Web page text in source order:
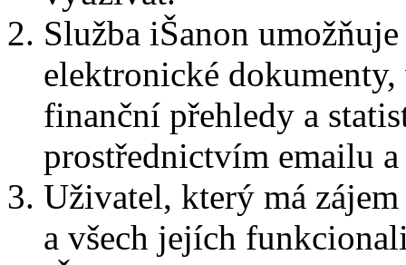
Služba iŠanon
elektronické
finanční přehledy a
prostřednictvím emailu
Uživatel, který má
a všech jejích